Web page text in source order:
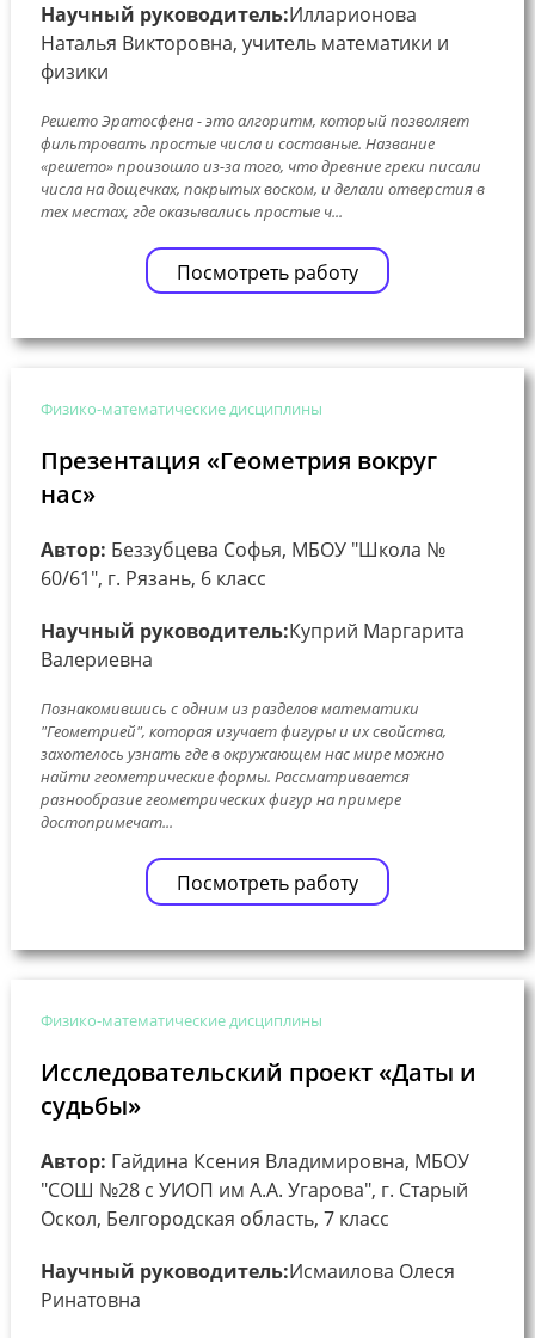
Научный руководитель:Илларионова
Наталья Викторовна, учитель математики и
физики
Решето Эратосфена - это алгоритм, который позволяет
фильтровать простые числа и составные. Название
«решето» произошло из-за того, что древние греки писали
числа на дощечках, покрытых воском, и делали отверстия в
тех местах, где оказывались простые ч...
Посмотреть работу
Физико-математические дисциплины
Презентация «Геометрия вокруг
нас»
Автор: Беззубцева Софья, МБОУ "Школа №
60/61", г. Рязань, 6 класс
Научный руководитель:Куприй Маргарита
Валериевна
Познакомившись с одним из разделов математики
"Геометрией", которая изучает фигуры и их свойства,
захотелось узнать где в окружающем нас мире можно
найти геометрические формы. Рассматривается
разнообразие геометрических фигур на примере
достопримечат...
Посмотреть работу
Физико-математические дисциплины
Исследовательский проект «Даты и
судьбы»
Автор: Гайдина Ксения Владимировна, МБОУ
"СОШ №28 с УИОП им А.А. Угарова", г. Старый
Оскол, Белгородская область, 7 класс
Научный руководитель:Исмаилова Олеся
Ринатовна